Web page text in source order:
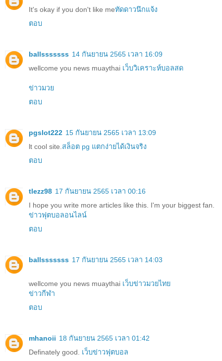
It's okay if you don't like meทัดดาวนึกแจ้ง
ตอบ
ballsssssss 14 กันยายน 2565 เวลา 16:09
wellcome you news muaythai เว็บวิเคราะห์บอลสด
ข่าวมวย
ตอบ
pgslot222 15 กันยายน 2565 เวลา 13:09
lt cool site. สล็อต pg แตกง่ายได้เงินจริง
ตอบ
tlezz98 17 กันยายน 2565 เวลา 00:16
I hope you write more articles like this. I'm your biggest fan.
ข่าวฟุตบอลอนไลน์
ตอบ
ballsssssss 17 กันยายน 2565 เวลา 14:03
wellcome you news muaythai เว็บข่าวมวยไทย
ข่าวกีฬา
ตอบ
mhanoii 18 กันยายน 2565 เวลา 01:42
Definately good. เว็บข่าวฟุตบอล